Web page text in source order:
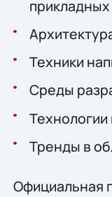
прикладных
Техники
Среды
Тренды в
Официальная